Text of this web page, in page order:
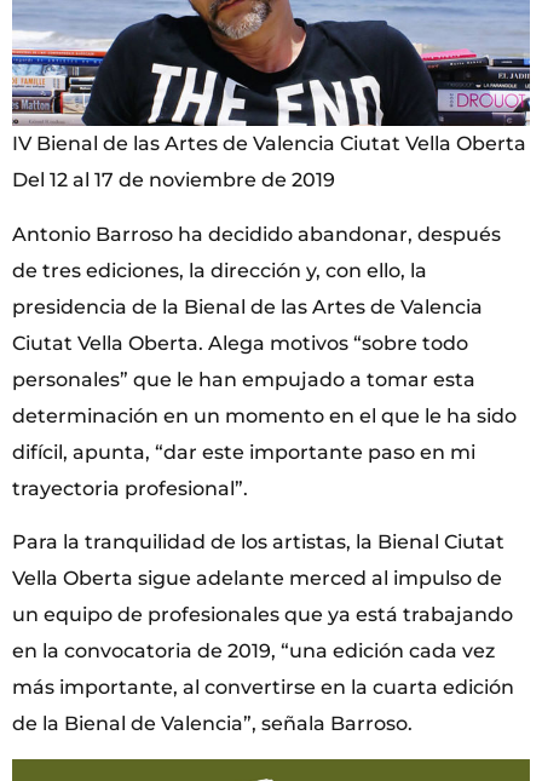
IV Bienal de las Artes de Valencia Ciutat Vella Oberta
Del 12 al 17 de noviembre de 2019
Antonio Barroso ha decidido abandonar, después
de tres ediciones, la dirección y, con ello, la
presidencia de la Bienal de las Artes de Valencia
Ciutat Vella Oberta. Alega motivos “sobre todo
personales” que le han empujado a tomar esta
determinación en un momento en el que le ha sido
difícil, apunta, “dar este importante paso en mi
trayectoria profesional”.
Para la tranquilidad de los artistas, la Bienal Ciutat
Vella Oberta sigue adelante merced al impulso de
un equipo de profesionales que ya está trabajando
en la convocatoria de 2019, “una edición cada vez
más importante, al convertirse en la cuarta edición
de la Bienal de Valencia”, señala Barroso.